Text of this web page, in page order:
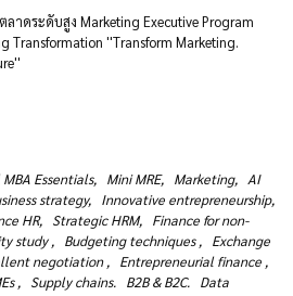
าดระดับสูง Marketing Executive Program
Transformation ''Transform Marketing.
Essentials, Mini MRE, Marketing, AI
strategy, Innovative entrepreneurship,
HR, Strategic HRM, Finance for non-
study , Budgeting techniques , Exchange
negotiation , Entrepreneurial finance ,
, Supply chains. B2B & B2C. Data